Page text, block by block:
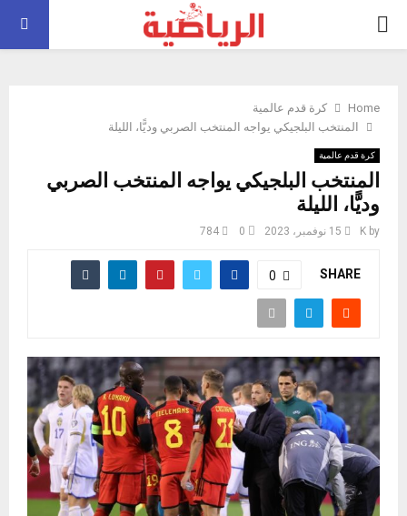
PRIMARY
Home
كرة قدم عالمية
المنتخب البلجيكي يواجه المنتخب الصربي وديًّا، الليلة
كرة قدم عالمية
المنتخب البلجيكي يواجه المنتخب الصربي
وديًّا، الليلة
by
K 15 نوفمبر، 2023 0
784
SHARE
0